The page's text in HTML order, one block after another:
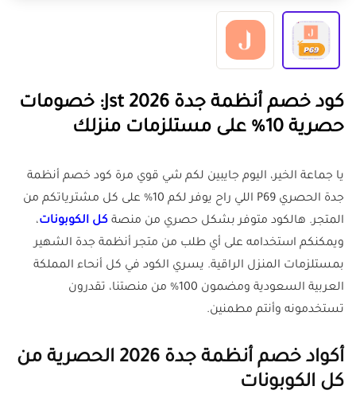
كود خصم أنظمة جدة Jst 2026: خصومات
حصرية 10% على مستلزمات منزلك
يا جماعة الخير، اليوم جايبين لكم شي قوي مرة كود خصم أنظمة
جدة الحصري P69 اللي راح يوفر لكم 10% على كل مشترياتكم من
المتجر. هالكود متوفر بشكل حصري من منصة كل الكوبونات،
ويمكنكم استخدامه على أي طلب من متجر أنظمة جدة الشهير
بمستلزمات المنزل الراقية. يسري الكود في كل أنحاء المملكة
العربية السعودية ومضمون 100% من منصتنا، تقدرون
تستخدمونه وأنتم مطمنين.
أكواد خصم أنظمة جدة 2026 الحصرية من
كل الكوبونات